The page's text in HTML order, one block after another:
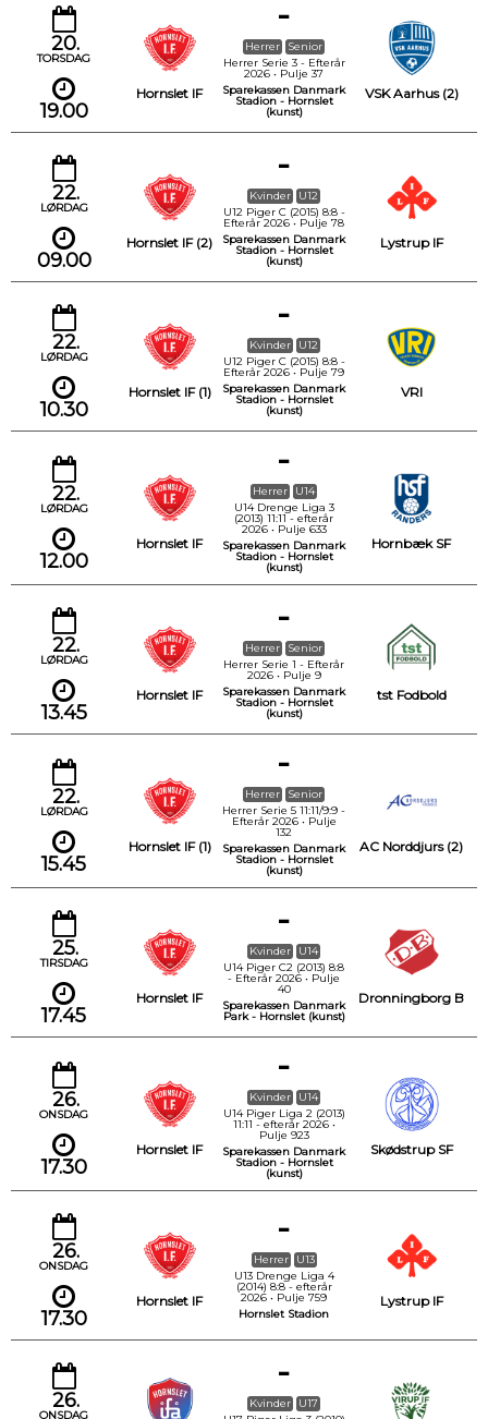
20.
TORSDAG
19.00
Hornslet IF
-
Herrer
Senior
Herrer Serie 3 - Efterår
2026 • Pulje 37
Sparekassen Danmark
Stadion - Hornslet
(kunst)
VSK Aarhus (2)
22.
LØRDAG
09.00
Hornslet IF (2)
-
Kvinder
U12
U12 Piger C (2015) 8:8 -
Efterår 2026 • Pulje 78
Sparekassen Danmark
Stadion - Hornslet
(kunst)
Lystrup IF
22.
LØRDAG
10.30
Hornslet IF (1)
-
Kvinder
U12
U12 Piger C (2015) 8:8 -
Efterår 2026 • Pulje 79
Sparekassen Danmark
Stadion - Hornslet
(kunst)
VRI
22.
LØRDAG
12.00
Hornslet IF
-
Herrer
U14
U14 Drenge Liga 3
(2013) 11:11 - efterår
2026 • Pulje 633
Sparekassen Danmark
Stadion - Hornslet
(kunst)
Hornbæk SF
22.
LØRDAG
13.45
Hornslet IF
-
Herrer
Senior
Herrer Serie 1 - Efterår
2026 • Pulje 9
Sparekassen Danmark
Stadion - Hornslet
(kunst)
tst Fodbold
22.
LØRDAG
15.45
Hornslet IF (1)
-
Herrer
Senior
Herrer Serie 5 11:11/9:9 -
Efterår 2026 • Pulje
132
Sparekassen Danmark
Stadion - Hornslet
(kunst)
AC Norddjurs (2)
25.
TIRSDAG
17.45
Hornslet IF
-
Kvinder
U14
U14 Piger C2 (2013) 8:8
- Efterår 2026 • Pulje
40
Sparekassen Danmark
Park - Hornslet (kunst)
Dronningborg B
26.
ONSDAG
17.30
Hornslet IF
-
Kvinder
U14
U14 Piger Liga 2 (2013)
11:11 - efterår 2026 •
Pulje 923
Sparekassen Danmark
Stadion - Hornslet
(kunst)
Skødstrup SF
26.
ONSDAG
17.30
Hornslet IF
-
Herrer
U13
U13 Drenge Liga 4
(2014) 8:8 - efterår
2026 • Pulje 759
Hornslet Stadion
Lystrup IF
26.
ONSDAG
-
Kvinder
U17